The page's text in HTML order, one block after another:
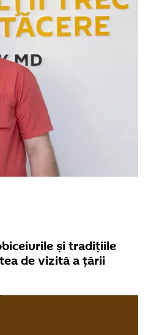
și tradițiile
de vizită a țării